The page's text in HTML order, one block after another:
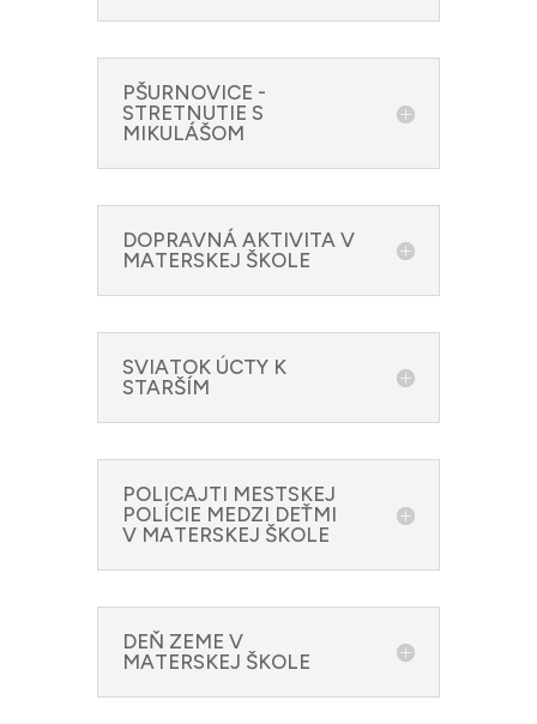
PŠURNOVICE -
STRETNUTIE S
MIKULÁŠOM
DOPRAVNÁ AKTIVITA V
MATERSKEJ ŠKOLE
SVIATOK ÚCTY K
STARŠÍM
POLICAJTI MESTSKEJ
POLÍCIE MEDZI DEŤMI
V MATERSKEJ ŠKOLE
DEŇ ZEME V
MATERSKEJ ŠKOLE